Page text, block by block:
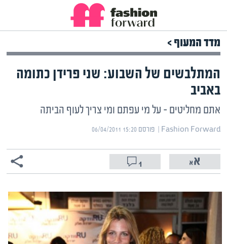
מדד המעוף >
המתלבשים של השבוע: שני פרידן כתומה
באביב
אתם מחליטים – על מי עפתם ומי צריך לעוף הביתה
Fashion Forward | ‏ פורסם ‎06/04/2011 15:20
1